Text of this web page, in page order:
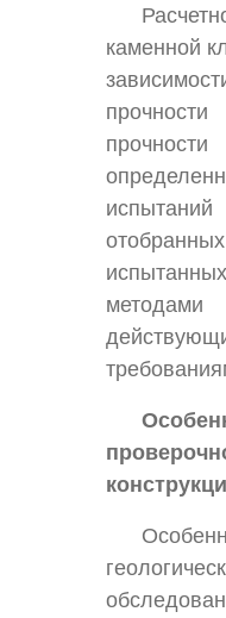
каменной
методами